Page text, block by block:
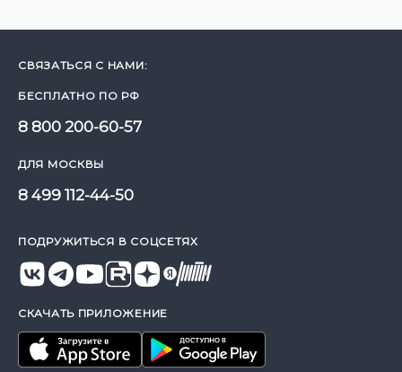
СВЯЗАТЬСЯ С НАМИ:
БЕСПЛАТНО ПО РФ
8 800 200-60-57
ДЛЯ МОСКВЫ
8 499 112-44-50
ПОДРУЖИТЬСЯ В СОЦСЕТЯХ
СКАЧАТЬ ПРИЛОЖЕНИЕ